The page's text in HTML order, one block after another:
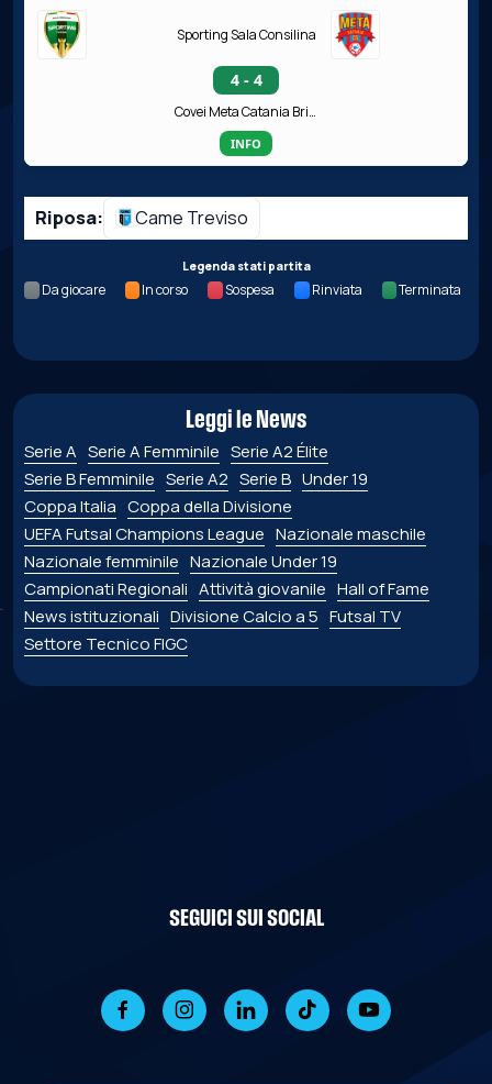
Sporting Sala Consilina
4 - 4
Covei Meta Catania Bricocity
INFO
Riposa: Came Treviso
Legenda stati partita
Da giocare In corso Sospesa Rinviata Terminata
Leggi le News
Serie A Serie A Femminile Serie A2 Élite
Serie B Femminile Serie A2 Serie B Under 19
Coppa Italia Coppa della Divisione
UEFA Futsal Champions League Nazionale maschile
Nazionale femminile Nazionale Under 19
Campionati Regionali Attività giovanile Hall of Fame
News istituzionali Divisione Calcio a 5 Futsal TV
Settore Tecnico FIGC
SEGUICI SUI SOCIAL